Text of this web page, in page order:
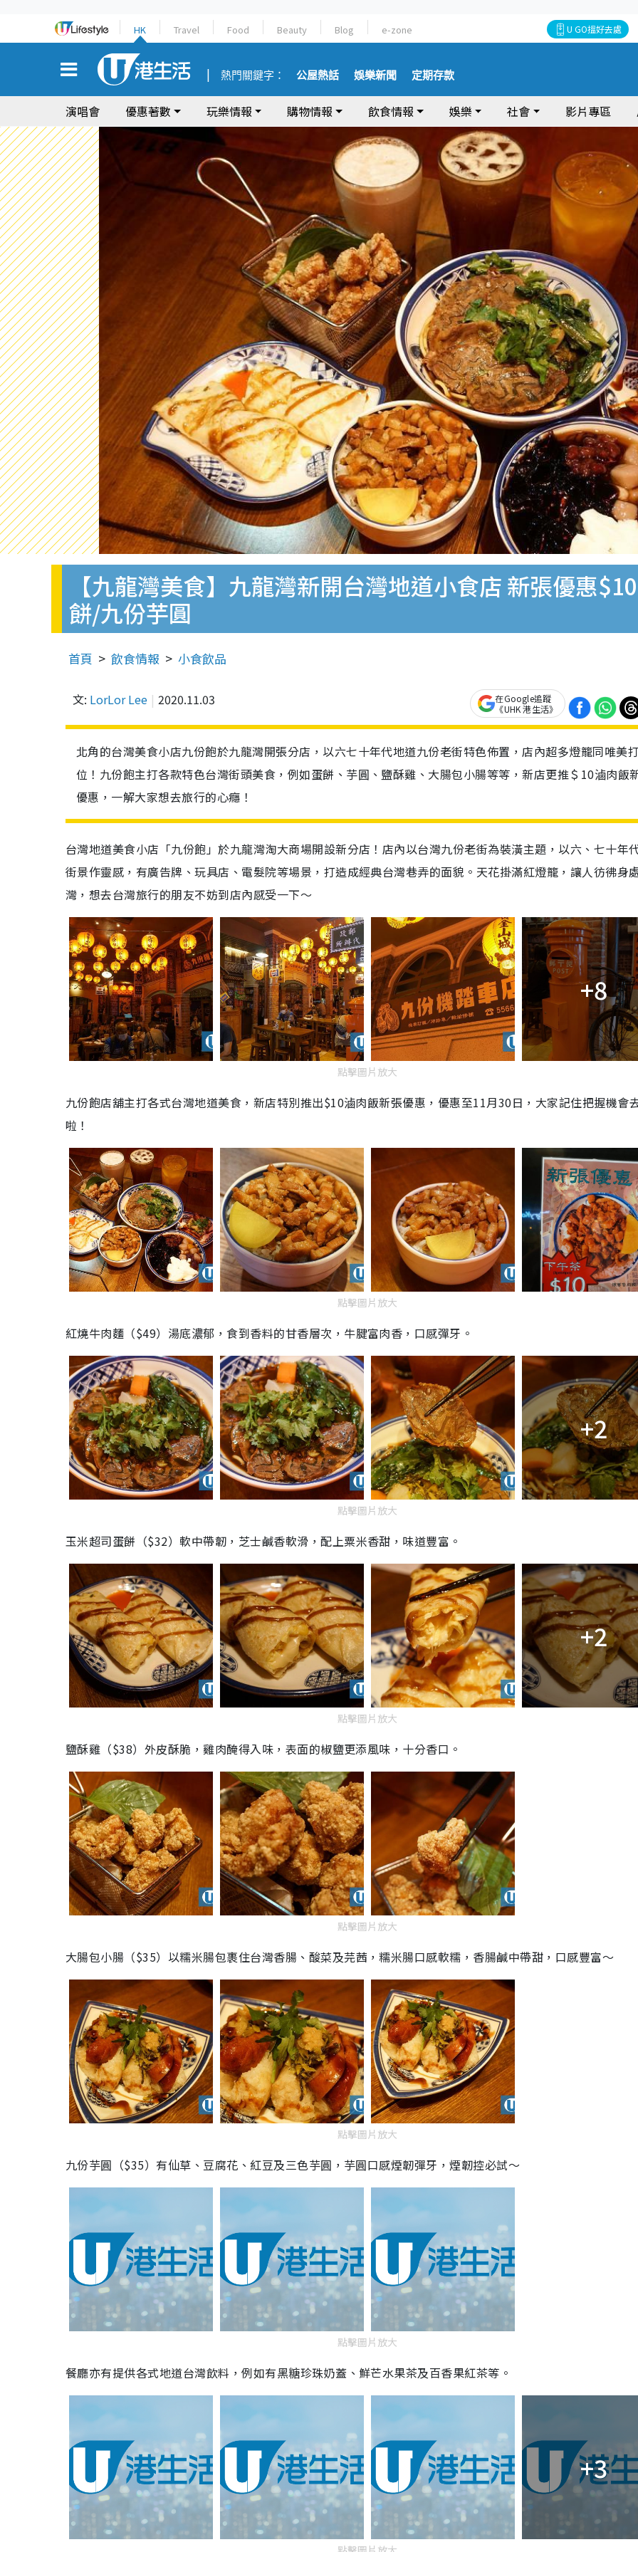
HK Travel Food Beauty Blog e-zone U GO搵好去處
熱門關鍵字： 公屋熱話 娛樂新聞 定期存款
演唱會 優惠著數 玩樂情報 購物情報 飲食情報 娛樂 社會 影片專區
【九龍灣美食】九龍灣新開台灣地道小食店 新張優惠
餅/九份芋圓
首頁 飲食情報 小食飲品
文: LorLor Lee 2020.11.03
在Google追蹤
《UHK 港生活》
北角的台灣美食小店九份飽於九龍灣開張分店，以六七十年代地道九份老街特色佈置，店內超多燈籠同唯美
位！九份飽主打各款特色台灣街頭美食，例如蛋餅、芋圓、鹽酥雞、大腸包小腸等等，新店更推＄10滷肉飯
優惠，一解大家想去旅行的心癮！
台灣地道美食小店「九份飽」於九龍灣淘大商場開設新分店！店內以台灣九份老街為裝潢主題，以六、七十年
街景作靈感，有廣告牌、玩具店、電髮院等場景，打造成經典台灣巷弄的面貌。天花掛滿紅燈籠，讓人彷彿身
灣，想去台灣旅行的朋友不妨到店內感受一下～
+8
點擊圖片放大
九份飽店舖主打各式台灣地道美食，新店特別推出$10滷肉飯新張優惠，優惠至11月30日，大家記住把握機會
啦！
點擊圖片放大
紅燒牛肉麵（$49）湯底濃郁，食到香料的甘香層次，牛腱富肉香，口感彈牙。
+2
點擊圖片放大
玉米超司蛋餅（$32）軟中帶韌，芝士鹹香軟滑，配上粟米香甜，味道豐富。
+2
點擊圖片放大
鹽酥雞（$38）外皮酥脆，雞肉醃得入味，表面的椒鹽更添風味，十分香口。
點擊圖片放大
大腸包小腸（$35）以糯米腸包裹住台灣香腸、酸菜及芫茜，糯米腸口感軟糯，香腸鹹中帶甜，口感豐富～
點擊圖片放大
九份芋圓（$35）有仙草、豆腐花、紅豆及三色芋圓，芋圓口感煙韌彈牙，煙韌控必試～
點擊圖片放大
餐廳亦有提供各式地道台灣飲料，例如有黑糖珍珠奶蓋、鮮芒水果茶及百香果紅茶等。
+3